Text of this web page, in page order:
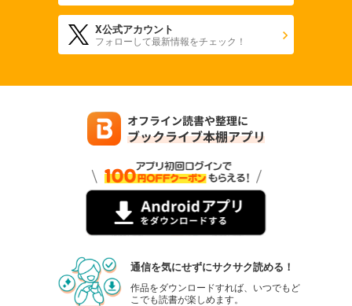
X公式アカウント
フォローして最新情報をチェック！
通信を気にせずにサクサク読める！
作品をダウンロードすれば、いつでもど
こでも読書が楽しめます。